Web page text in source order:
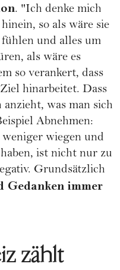
. "Ich denke mich
so als wäre sie
fühlen und alles um
als wäre es
so verankert, dass
hinarbeitet. Dass
was man sich
Abnehmen:
wiegen und
ist nicht nur zu
Grundsätzlich
Gedanken immer
zählt